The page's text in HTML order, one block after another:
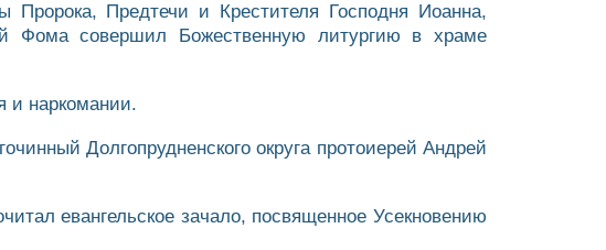
Предтечи и Крестителя Господня Иоанна,
Фома совершил Божественную литургию в храме
и наркомании.
Долгопрудненского округа протоиерей Андрей
евангельское зачало, посвященное Усекновению